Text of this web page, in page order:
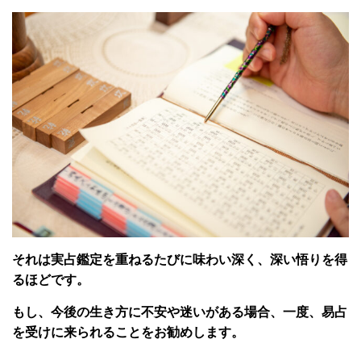
それは実占鑑定を重ねるたびに味わい深く、深い悟りを得
るほどです。
もし、今後の生き方に不安や迷いがある場合、一度、易占
を受けに来られることをお勧めします。